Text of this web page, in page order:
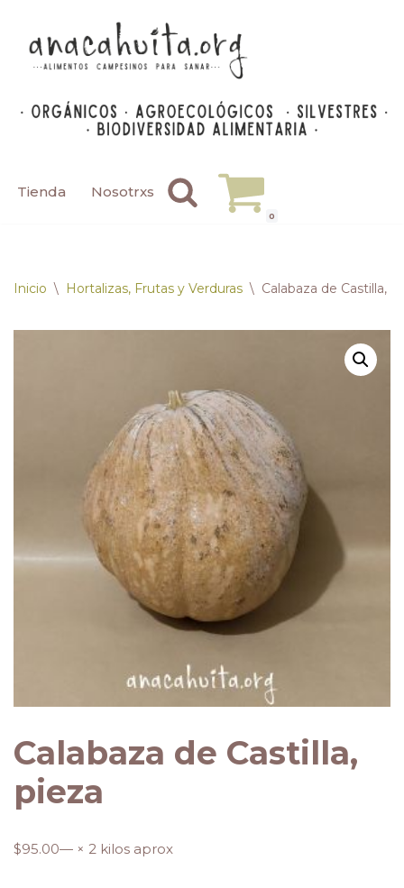
Saltar
Tienda Nosotrxs
0
Inicio \ Hortalizas, Frutas y Verduras \ Calabaza de Castilla,
Calabaza de Castilla,
pieza
$95.00— × 2 kilos aprox